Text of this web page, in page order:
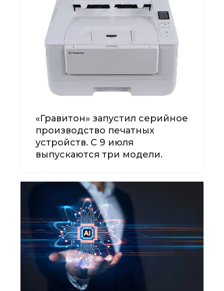
«Гравитон» запустил серийное
производство печатных
устройств. С 9 июля
выпускаются три модели.